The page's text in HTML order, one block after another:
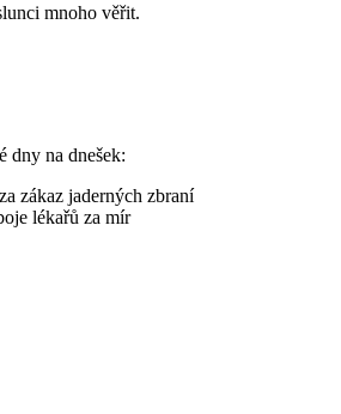
mnoho věřit.
dny na dnešek:
zákaz jaderných zbraní
lékařů za mír